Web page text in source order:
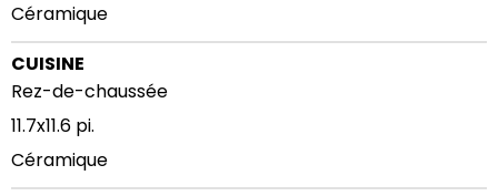
Céramique
CUISINE
Rez-de-chaussée
11.7x11.6 pi.
Céramique